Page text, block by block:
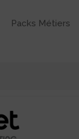
Packs Métiers